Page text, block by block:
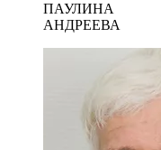
ПАУЛИНА
АНДРЕЕВА